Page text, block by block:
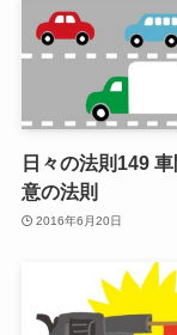
日々の法則149
意の法則
2016年6月20日